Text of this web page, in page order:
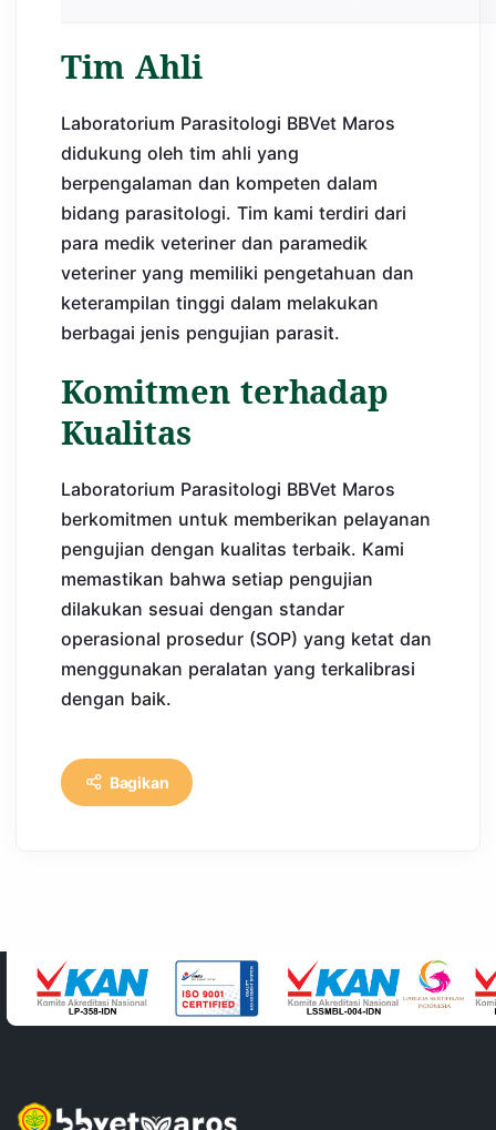
Tim Ahli
Laboratorium Parasitologi BBVet Maros
didukung oleh tim ahli yang
berpengalaman dan kompeten dalam
bidang parasitologi. Tim kami terdiri dari
para medik veteriner dan paramedik
veteriner yang memiliki pengetahuan dan
keterampilan tinggi dalam melakukan
berbagai jenis pengujian parasit.
Komitmen terhadap
Kualitas
Laboratorium Parasitologi BBVet Maros
berkomitmen untuk memberikan pelayanan
pengujian dengan kualitas terbaik. Kami
memastikan bahwa setiap pengujian
dilakukan sesuai dengan standar
operasional prosedur (SOP) yang ketat dan
menggunakan peralatan yang terkalibrasi
dengan baik.
Bagikan